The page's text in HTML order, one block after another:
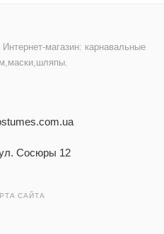
магазин: карнавальные
ул. Сосюры 12
САЙТА